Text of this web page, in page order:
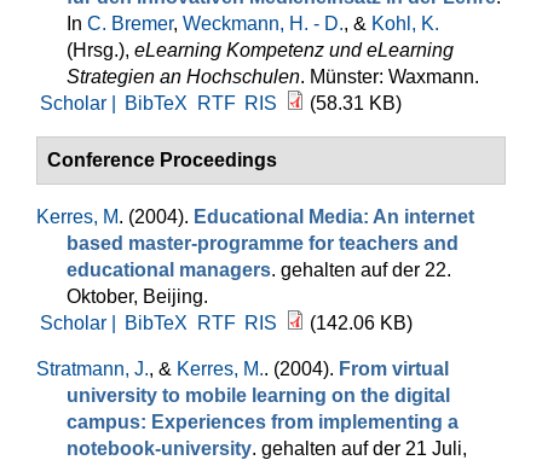
In C. Bremer, Weckmann, H. - D., & Kohl, K.
(Hrsg.), eLearning Kompetenz und eLearning
Strategien an Hochschulen. Münster: Waxmann.
Scholar |
BibTeX RTF RIS (58.31 KB)
Conference Proceedings
Kerres, M. (2004). Educational Media: An internet
based master-programme for teachers and
educational managers. gehalten auf der 22.
Oktober, Beijing.
Scholar |
BibTeX RTF RIS (142.06 KB)
Stratmann, J., & Kerres, M.. (2004). From virtual
university to mobile learning on the digital
campus: Experiences from implementing a
notebook-university. gehalten auf der 21 Juli,